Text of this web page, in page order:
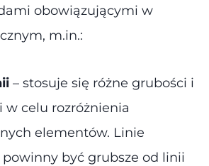
obowiązującymi w
m.in.:
– stosuje się różne grubości i
w celu rozróżnienia
elementów. Linie
być grubsze od linii